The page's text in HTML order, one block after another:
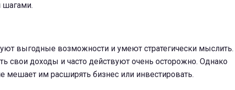
шагами.
выгодные возможности и умеют стратегически мыслить.
свои доходы и часто действуют очень осторожно. Однако
мешает им расширять бизнес или инвестировать.